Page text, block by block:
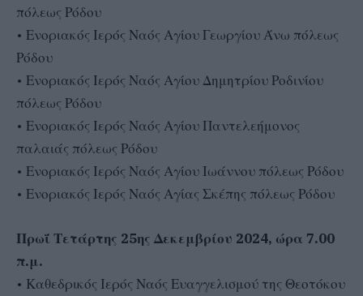
πόλεως Ρόδου
• Ενοριακός Ιερός Ναός Αγίου Γεωργίου Άνω πόλεως
Ρόδου
• Ενοριακός Ιερός Ναός Αγίου Δημητρίου Ροδινίου
πόλεως Ρόδου
• Ενοριακός Ιερός Ναός Αγίου Παντελεήμονος
παλαιάς πόλεως Ρόδου
• Ενοριακός Ιερός Ναός Αγίου Ιωάννου πόλεως Ρόδου
• Ενοριακός Ιερός Ναός Αγίας Σκέπης πόλεως Ρόδου
Πρωΐ Τετάρτης 25ης Δεκεμβρίου 2024, ώρα 7.00
π.μ.
• Καθεδρικός Ιερός Ναός Ευαγγελισμού της Θεοτόκου